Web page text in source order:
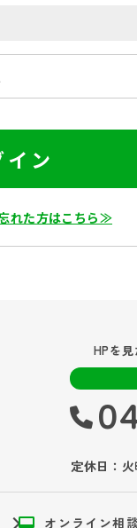
イン
れた方はこちら≫
HPを
定休日：
オンライン相